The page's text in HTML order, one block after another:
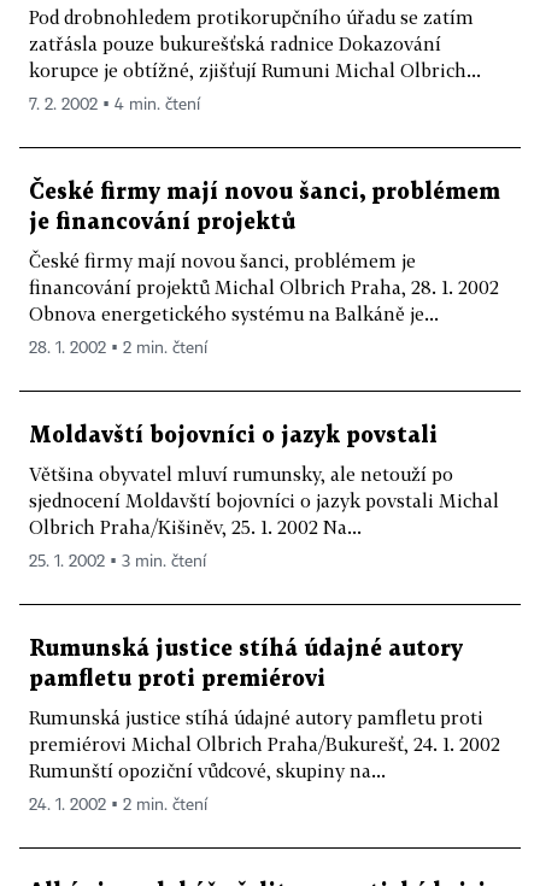
Pod drobnohledem protikorupčního úřadu se zatím
zatřásla pouze bukurešťská radnice Dokazování
korupce je obtížné, zjišťují Rumuni Michal Olbrich...
7. 2. 2002 ▪ 4 min. čtení
České firmy mají novou šanci, problémem
je financování projektů
České firmy mají novou šanci, problémem je
financování projektů Michal Olbrich Praha, 28. 1. 2002
Obnova energetického systému na Balkáně je...
28. 1. 2002 ▪ 2 min. čtení
Moldavští bojovníci o jazyk povstali
Většina obyvatel mluví rumunsky, ale netouží po
sjednocení Moldavští bojovníci o jazyk povstali Michal
Olbrich Praha/Kišiněv, 25. 1. 2002 Na...
25. 1. 2002 ▪ 3 min. čtení
Rumunská justice stíhá údajné autory
pamfletu proti premiérovi
Rumunská justice stíhá údajné autory pamfletu proti
premiérovi Michal Olbrich Praha/Bukurešť, 24. 1. 2002
Rumunští opoziční vůdcové, skupiny na...
24. 1. 2002 ▪ 2 min. čtení